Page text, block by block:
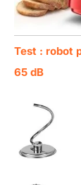
Test : robot
65 dB